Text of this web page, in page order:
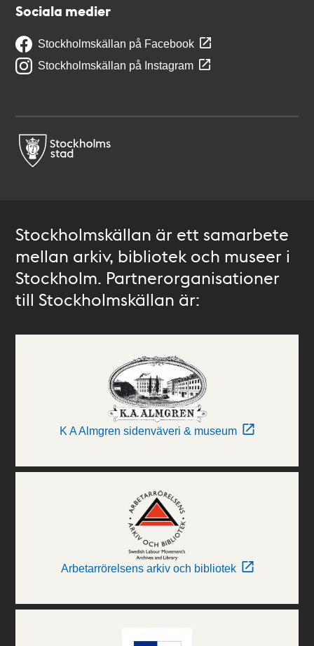
Sociala medier
Stockholmskällan på Facebook
Stockholmskällan på Instagram
Stockholmskällan är ett samarbete
mellan arkiv, bibliotek och museer i
Stockholm. Partnerorganisationer
till Stockholmskällan är:
K A Almgren sidenväveri & museum
Arbetarrörelsens arkiv och bibliotek